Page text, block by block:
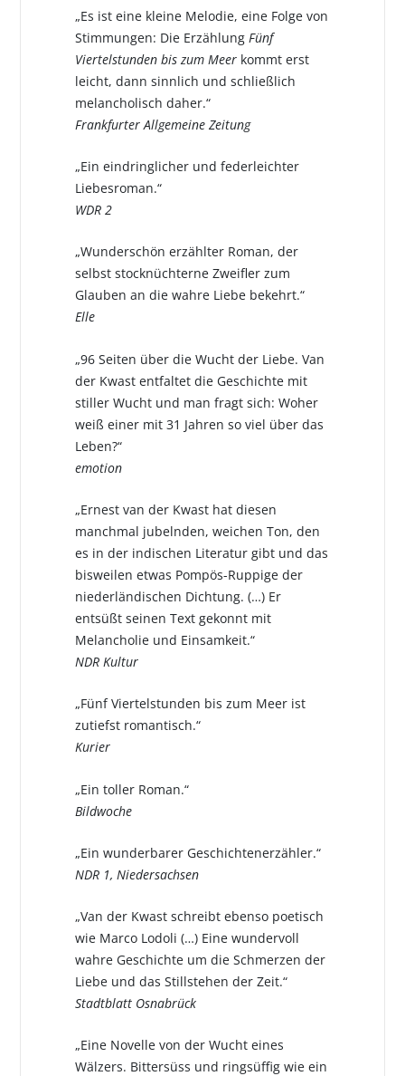
„Es ist eine kleine Melodie, eine Folge von
Stimmungen: Die Erzählung Fünf
Viertelstunden bis zum Meerkommt erst
leicht, dann sinnlich und schließlich
melancholisch daher.“
Frankfurter Allgemeine Zeitung
„Ein eindringlicher und federleichter
Liebesroman.“
WDR 2
„Wunderschön erzählter Roman, der
selbst stocknüchterne Zweifler zum
Glauben an die wahre Liebe bekehrt.“
Elle
„96 Seiten über die Wucht der Liebe. Van
der Kwast entfaltet die Geschichte mit
stiller Wucht und man fragt sich: Woher
weiß einer mit 31 Jahren so viel über das
Leben?“
emotion
„Ernest van der Kwast hat diesen
manchmal jubelnden, weichen Ton, den
es in der indischen Literatur gibt und das
bisweilen etwas Pompös-Ruppige der
niederländischen Dichtung. (…) Er
entsüßt seinen Text gekonnt mit
Melancholie und Einsamkeit.“
NDR Kultur
„Fünf Viertelstunden bis zum Meer ist
zutiefst romantisch.“
Kurier
„Ein toller Roman.“
Bildwoche
„Ein wunderbarer Geschichtenerzähler.“
NDR 1, Niedersachsen
„Van der Kwast schreibt ebenso poetisch
wie Marco Lodoli (…) Eine wundervoll
wahre Geschichte um die Schmerzen der
Liebe und das Stillstehen der Zeit.“
Stadtblatt Osnabrück
„Eine Novelle von der Wucht eines
Wälzers. Bittersüss und ringsüffig wie ein